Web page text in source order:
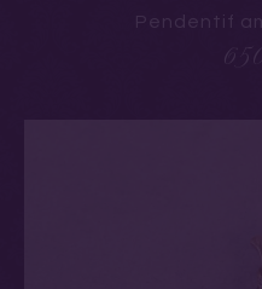
Pendentif